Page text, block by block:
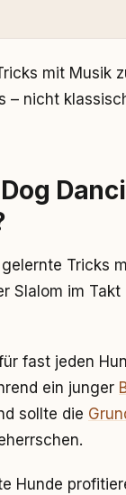
mit Musik
– nicht
Tricks
Slalom im
fast jeden
ein junger
sollte die
Hunde